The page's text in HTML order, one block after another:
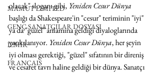
MAMUT LIMITED
GENÇ SANATÇILAR DOSYASI
İZMİR
FRANÇAIS
olacak" sloganı gibi, Yeniden Cesur Dünya
başlığı da Shakespeare'in "cesur" teriminin "iyi"
ya da "güzel" anlamına geldiği diyaloglarında
yankılanıyor. Yeniden Cesur Dünya, her şeyin
iyi olması gerektiği, "güzel" sıfatının bir direniş
ve cesaret tavrı haline geldiği bir dünya. Sanatçı